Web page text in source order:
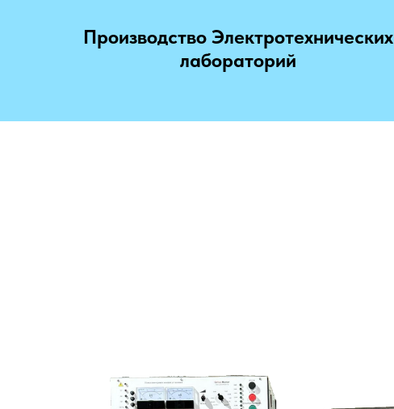
Производство Электротехнических
лабораторий